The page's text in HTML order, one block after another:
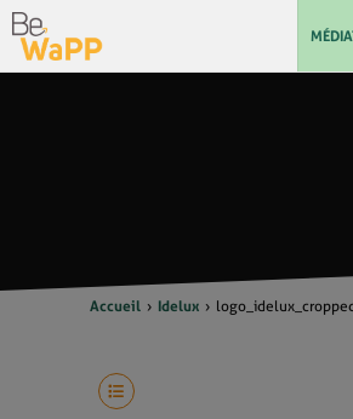
Accueil Idelux logo_idelux_cropped